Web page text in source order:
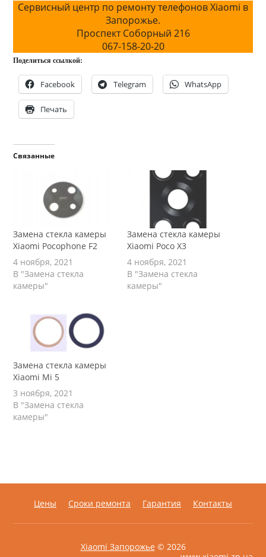
Сервисный центр по ремонту телефонов Xiaomi в
Запорожье.
Проспект Соборный 216
067-158-20-20
Поделиться ссылкой:
Facebook Telegram WhatsApp
Печать
Связанные
Замена стекла камеры
Xiaomi Pocophone F2
4 ноября, 2021
В "Замена стекла
камеры"
Замена стекла камеры
Xiaomi Poco X3
4 ноября, 2021
В "Замена стекла
камеры"
Замена стекла камеры
Xiaomi Mi 5
3 ноября, 2021
В "Замена стекла
камеры"
Цены Сроки ремонта Гарантия Контакты
Xiaomi Запорожье © 2026